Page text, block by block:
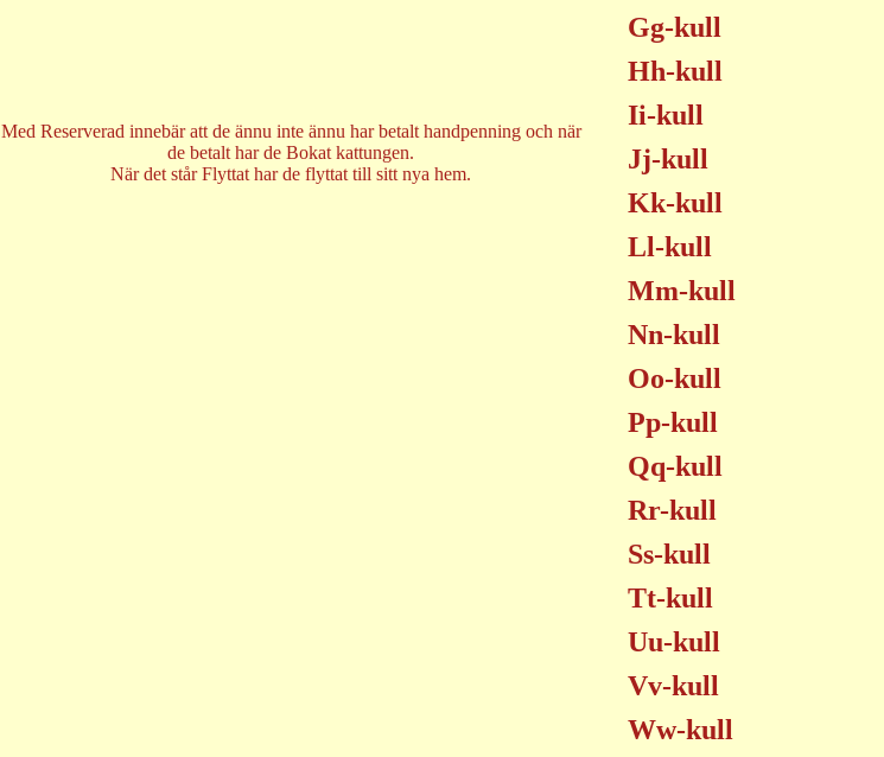
Med Reserverad innebär att de ännu inte ännu har betalt handpenning och när
de betalt har de Bokat kattungen.
När det står Flyttat har de flyttat till sitt nya hem.
Gg-kull
Hh-kull
Ii-kull
Jj-kull
Kk-kull
Ll-kull
Mm-kull
Nn-kull
Oo-kull
Pp-kull
Qq-kull
Rr-kull
Ss-kull
Tt-kull
Uu-kull
Vv-kull
Ww-kull